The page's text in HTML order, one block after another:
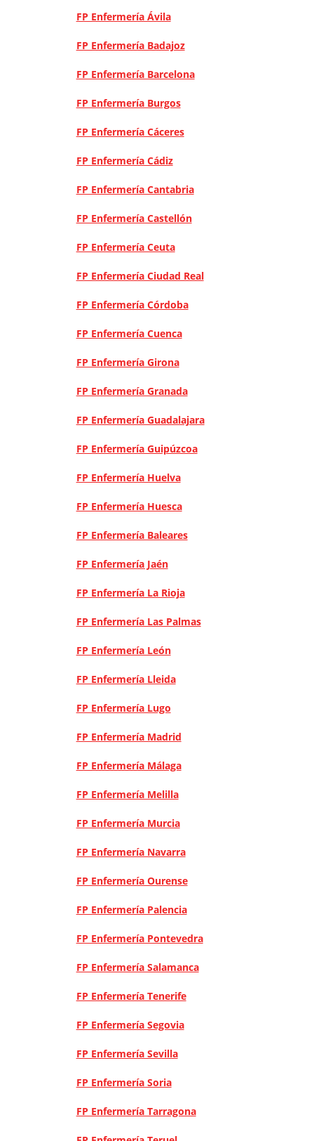
FP Enfermería Ávila
FP Enfermería Badajoz
FP Enfermería Barcelona
FP Enfermería Burgos
FP Enfermería Cáceres
FP Enfermería Cádiz
FP Enfermería Cantabria
FP Enfermería Castellón
FP Enfermería Ceuta
FP Enfermería Ciudad Real
FP Enfermería Córdoba
FP Enfermería Cuenca
FP Enfermería Girona
FP Enfermería Granada
FP Enfermería Guadalajara
FP Enfermería Guipúzcoa
FP Enfermería Huelva
FP Enfermería Huesca
FP Enfermería Baleares
FP Enfermería Jaén
FP Enfermería La Rioja
FP Enfermería Las Palmas
FP Enfermería León
FP Enfermería Lleida
FP Enfermería Lugo
FP Enfermería Madrid
FP Enfermería Málaga
FP Enfermería Melilla
FP Enfermería Murcia
FP Enfermería Navarra
FP Enfermería Ourense
FP Enfermería Palencia
FP Enfermería Pontevedra
FP Enfermería Salamanca
FP Enfermería Tenerife
FP Enfermería Segovia
FP Enfermería Sevilla
FP Enfermería Soria
FP Enfermería Tarragona